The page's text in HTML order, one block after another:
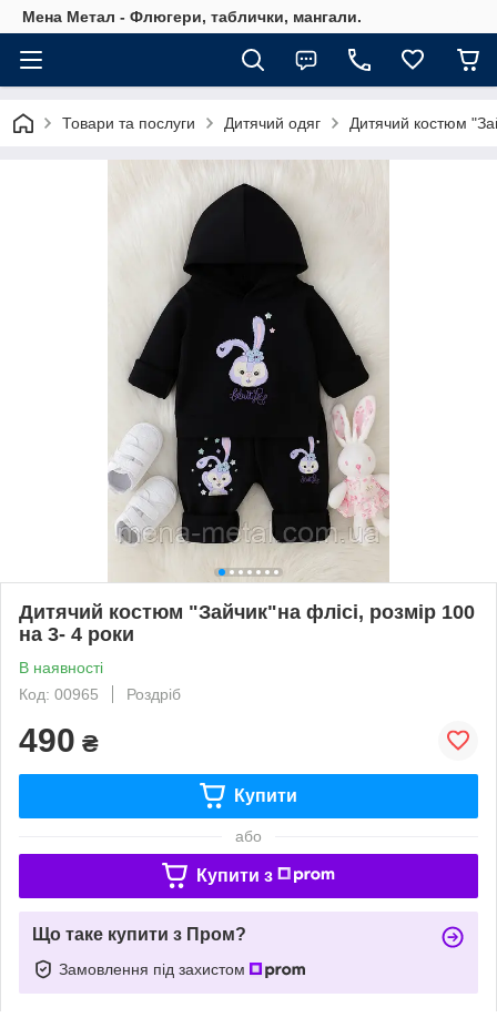
Мена Метал - Флюгери, таблички, мангали.
Товари та послуги Дитячий одяг Дитячий костюм
Дитячий костюм "Зайчик"на флісі, розмір 100
на 3- 4 роки
В наявності
Код: 00965
Роздріб
490 ₴
Купити
або
Купити з
Що таке купити з Пром?
Замовлення під захистом